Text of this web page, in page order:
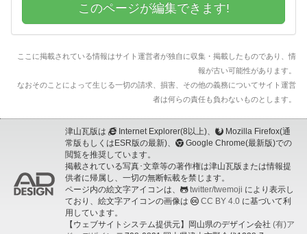
このページが編集できます!
ここに掲載されている情報はサイト運営者が独自に収集・掲載したものであり、情
報が古い可能性があります。
なおそのことによって生じる一切の請求、損害、その他の義務についてサイト運営
者は何らの責任も負わないものとします。
津山瓦版は Internet Explorer(8以上)、
Mozilla Firefox(通
常版もしくはESR版の最新)、
Google Chrome(最新版)での
閲覧を推奨しています。
掲載されている写真･文章等の著作権は津山瓦版または情報提
供者に帰属し、一切の無断転載を禁じます。
ページ内の絵文字アイコンは、
twitter/twemoji により表示し
ており、絵文字アイコンの画像は
CC BY 4.0 に基づいて利
用しています。
【ウェブサイトシステム提供元】岡山県のデザイン会社 (有)ア